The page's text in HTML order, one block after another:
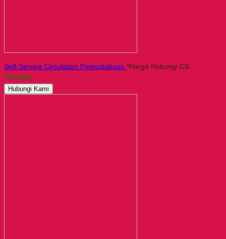
Self-Service Circulation Perpustakaan *Harga Hubungi CS
Tersedia
Hubungi Kami